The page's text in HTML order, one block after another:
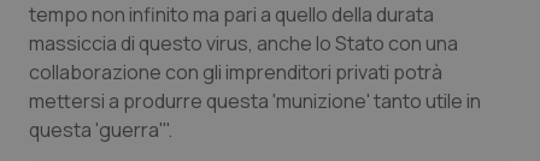
Tiroide
Tumore al seno
Tumore ovarico
tempo non infinito ma pari a quello della durata
massiccia di questo virus, anche lo Stato con una
collaborazione con gli imprenditori privati potrà
mettersi a produrre questa 'munizione' tanto utile in
questa 'guerra'".